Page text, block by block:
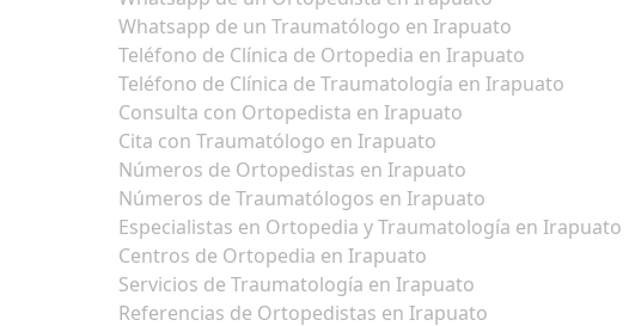
Whatsapp de un Traumatólogo en Irapuato
Teléfono de Clínica de Ortopedia en Irapuato
Teléfono de Clínica de Traumatología en Irapuato
Consulta con Ortopedista en Irapuato
Cita con Traumatólogo en Irapuato
Números de Ortopedistas en Irapuato
Números de Traumatólogos en Irapuato
Especialistas en Ortopedia y Traumatología en Irapuato
Centros de Ortopedia en Irapuato
Servicios de Traumatología en Irapuato
Referencias de Ortopedistas en Irapuato